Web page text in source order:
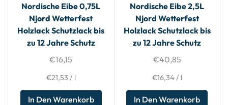
Nordische Eibe 0,75L
Njord Wetterfest
Holzlack Schutzlack bis
zu 12 Jahre Schutz
€16,15
€21,53 / l
In Den Warenkorb
Nordische Eibe 2,5L
Njord Wetterfest
Holzlack Schutzlack bis
zu 12 Jahre Schutz
€40,85
€16,34 / l
In Den Warenkorb